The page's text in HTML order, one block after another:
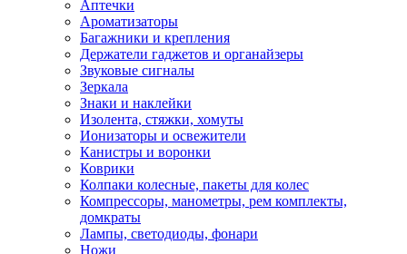
Аптечки
Ароматизаторы
Багажники и крепления
Держатели гаджетов и органайзеры
Звуковые сигналы
Зеркала
Знаки и наклейки
Изолента, стяжки, хомуты
Ионизаторы и освежители
Канистры и воронки
Коврики
Колпаки колесные, пакеты для колес
Компрессоры, манометры, рем комплекты,
домкраты
Лампы, светодиоды, фонари
Ножи